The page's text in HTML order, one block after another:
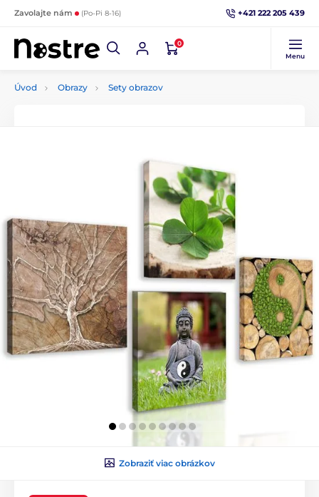
Zavolajte nám (Po-Pi 8-16) +421 222 205 439
0
Menu
Úvod Obrazy Sety obrazov
Zobraziť viac obrázkov